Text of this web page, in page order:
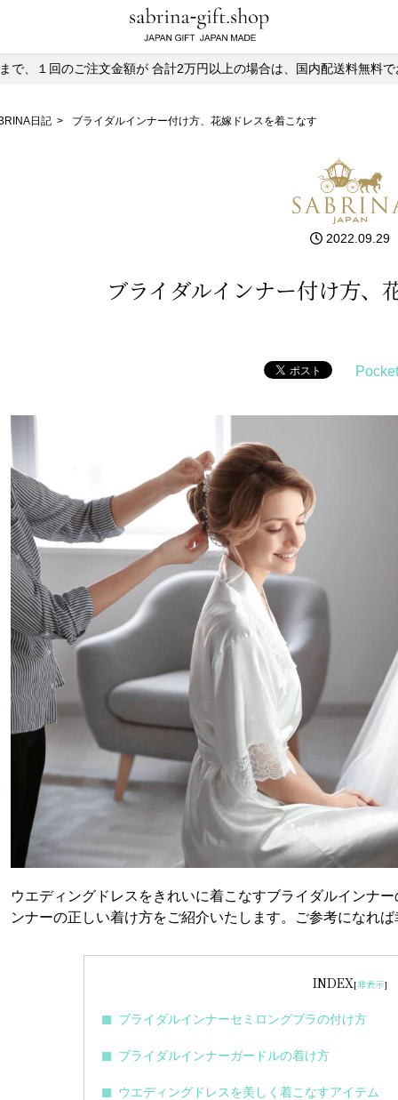
で、１回のご注文金額が 合計2万円以上の場合は、国内配送料無料
日記 > ブライダルインナー付け方、花嫁ドレスを着こなす
2022.09.29
ブライダルインナー付け方、
Pocket
ウエディングドレスをきれいに着こなすブライダルインナ
ンナーの正しい着け方をご紹介いたします。ご参考になれ
INDEX[非表示]
ブライダルインナーセミロングブラの付け方
ブライダルインナーガードルの着け方
ウエディングドレスを美しく着こなすアイテム